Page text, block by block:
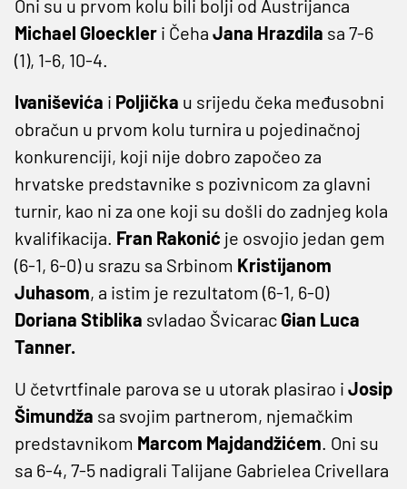
Oni su u prvom kolu bili bolji od Austrijanca
Michael Gloeckler i Čeha Jana Hrazdila sa 7-6
(1), 1-6, 10-4.
Ivaniševića i Poljička u srijedu čeka međusobni
obračun u prvom kolu turnira u pojedinačnoj
konkurenciji, koji nije dobro započeo za
hrvatske predstavnike s pozivnicom za glavni
turnir, kao ni za one koji su došli do zadnjeg kola
kvalifikacija. Fran Rakonić je osvojio jedan gem
(6-1, 6-0) u srazu sa Srbinom Kristijanom
Juhasom, a istim je rezultatom (6-1, 6-0)
Doriana Stiblika svladao Švicarac Gian Luca
Tanner.
U četvrtfinale parova se u utorak plasirao i Josip
Šimundža sa svojim partnerom, njemačkim
predstavnikom Marcom Majdandžićem. Oni su
sa 6-4, 7-5 nadigrali Talijane Gabrielea Crivellara